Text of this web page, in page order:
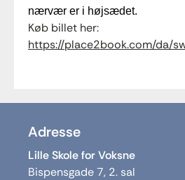
nærvær er i højsædet.
Køb billet her:
https://place2book.com/da/
Adresse
Lille Skole for Voksne
Bispensgade 7, 2. sal